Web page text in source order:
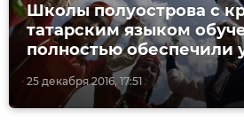
25 декабря 2016, 17:51
Школы полуострова с
татарским языком
полностью обеспечили